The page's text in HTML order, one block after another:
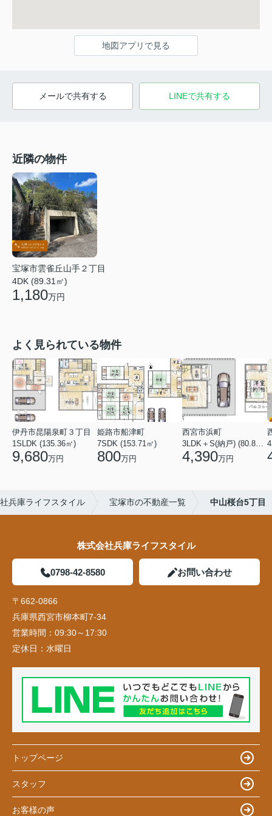
地図アプリで見る
メールで共有する LINEで共有する
近隣の物件
宝塚市雲雀丘山手２丁目
4DK (89.31㎡)
1,180万円
よく見られている物件
伊丹市昆陽泉町３丁目
1SLDK (135.36㎡)
9,680万円
姫路市船津町
7SDK (153.71㎡)
800万円
西宮市浜町
3LDK＋S(納戸) (80.84㎡)
4,390万円
兵庫ライフスタイル 宝塚市の不動産一覧 中山桜台5丁目
株式会社兵庫ライフスタイル
0798-42-8580 お問い合わせ
〒662-0866
兵庫県西宮市柳本町7-34
営業時間： 09:30～17:30
定休日： 水曜日
トップページ
スタッフ
お客様の声